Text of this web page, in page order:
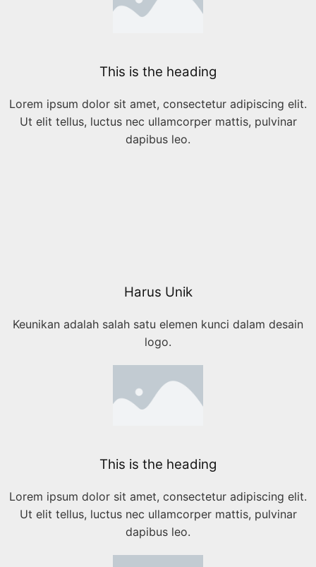
This is the heading
Lorem ipsum dolor sit amet, consectetur adipiscing elit.
Ut elit tellus, luctus nec ullamcorper mattis, pulvinar
dapibus leo.
Harus Unik
Keunikan adalah salah satu elemen kunci dalam desain
logo.
This is the heading
Lorem ipsum dolor sit amet, consectetur adipiscing elit.
Ut elit tellus, luctus nec ullamcorper mattis, pulvinar
dapibus leo.